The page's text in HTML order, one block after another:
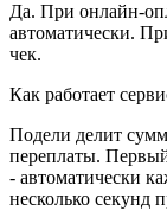
Да. При онлайн-
автоматически.
чек.
Как работает
Подели делит
переплаты.
- автоматически
несколько секунд